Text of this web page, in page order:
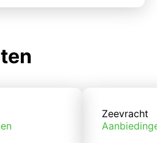
Zeevracht